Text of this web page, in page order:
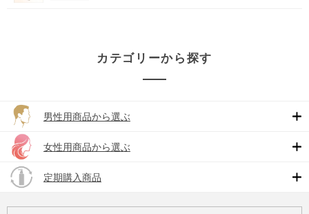
カテゴリーから探す
男性用商品から選ぶ
女性用商品から選ぶ
定期購入商品